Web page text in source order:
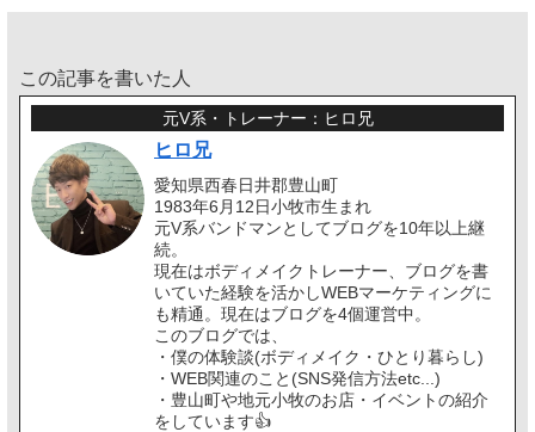
この記事を書いた人
元V系・トレーナー：ヒロ兄
ヒロ兄
愛知県西春日井郡豊山町
1983年6月12日小牧市生まれ
元V系バンドマンとしてブログを10年以上継
続。
現在はボディメイクトレーナー、ブログを書
いていた経験を活かしWEBマーケティングに
も精通。現在はブログを4個運営中。
このブログでは、
・僕の体験談(ボディメイク・ひとり暮らし)
・WEB関連のこと(SNS発信方法etc...)
・豊山町や地元小牧のお店・イベントの紹介
をしています👍️